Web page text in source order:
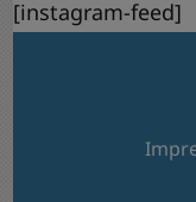
[instagram-feed]